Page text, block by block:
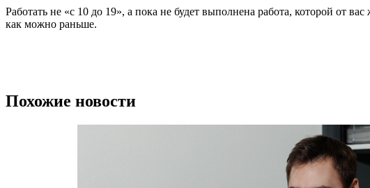
Работать не «с 10 до 19», а пока не будет выполнена работа, которой от
как можно раньше.
Похожие новости